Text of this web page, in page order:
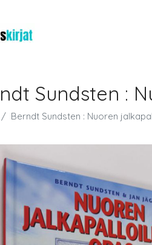
Sundsten :
Berndt Sundsten : Nuoren